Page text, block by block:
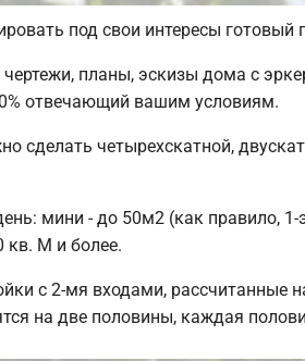
под свои интересы готовый
планы, эскизы дома с
отвечающий вашим условиям.
четырехскатной,
мини - до 50м2 (как правило,
кв. М и более.
с 2-мя входами, рассчитанные
на две половины, каждая